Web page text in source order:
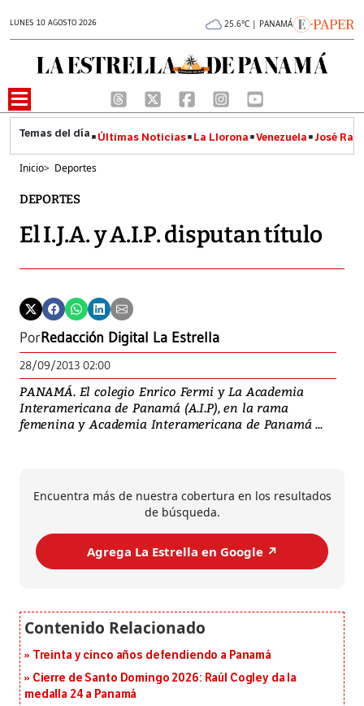
LUNES 10 AGOSTO 2026 25.6°C | PANAMÁ
Últimas Noticias La Llorona Venezuela José
Inicio> Deportes
DEPORTES
El I.J.A. y A.I.P. disputan título
PorRedacción Digital La Estrella
28/09/2013 02:00
PANAMÁ. El colegio Enrico Fermi y La Academia
Interamericana de Panamá (A.I.P), en la rama
femenina y Academia Interamericana de Panamá ...
Encuentra más de nuestra cobertura en los resultados
de búsqueda.
Agrega La Estrella en Google ↗️
Treinta y cinco años defendiendo a Panamá
Cierre de Santo Domingo 2026: Raúl Cogley da la
medalla 24 a Panamá